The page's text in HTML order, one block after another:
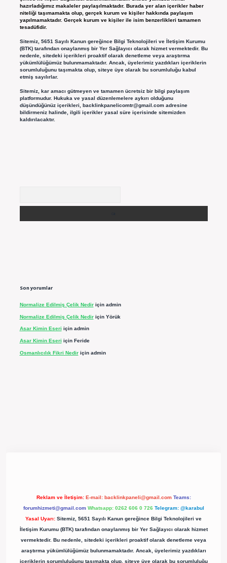
hazırladığımız makaleler paylaşılmaktadır. Burada yer alan içerikler haber
niteliği taşımamakta olup, gerçek kurum ve kişiler hakkında paylaşım
yapılmamaktadır. Gerçek kurum ve kişiler ile isim benzerlikleri tamamen
tesadüfidir.
Sitemiz, 5651 Sayılı Kanun gereğince Bilgi Teknolojileri ve İletişim Kurumu
(BTK) tarafından onaylanmış bir Yer Sağlayıcı olarak hizmet vermektedir. Bu
nedenle, sitedeki içerikleri proaktif olarak denetleme veya araştırma
yükümlülüğümüz bulunmamaktadır. Ancak, üyelerimiz yazdıkları içeriklerin
sorumluluğunu taşımakta olup, siteye üye olarak bu sorumluluğu kabul
etmiş sayılırlar.
Sitemiz, kar amacı gütmeyen ve tamamen ücretsiz bir bilgi paylaşım
platformudur. Hukuka ve yasal düzenlemelere aykırı olduğunu
düşündüğünüz içerikleri, backlinkpanelicomtr@gmail.comadresine
bildirmeniz halinde, ilgili içerikler yasal süre içerisinde sitemizden
kaldırılacaktır.
Son yorumlar
Normalize Edilmiş Çelik Nediriçin admin
Normalize Edilmiş Çelik Nediriçin Yörük
Asar Kimin Eseri için admin
Asar Kimin Eseri için Feride
Osmanlıcılık Fikri Nediriçin admin
Reklam ve İletişim: E-mail: backlinkpaneli@gmail.com Teams:
forumhizmeti@gmail.com Whatsapp: 0262 606 0 726 Telegram: @karabul
Yasal Uyarı: Sitemiz, 5651 Sayılı Kanun gereğince Bilgi Teknolojileri ve
İletişim Kurumu (BTK) tarafından onaylanmış bir Yer Sağlayıcı olarak hizmet
vermektedir. Bu nedenle, sitedeki içerikleri proaktif olarak denetleme veya
araştırma yükümlülüğümüz bulunmamaktadır. Ancak, üyelerimiz yazdıkları
içeriklerin sorumluluğunu taşımakta olup, siteye üye olarak bu sorumluluğu